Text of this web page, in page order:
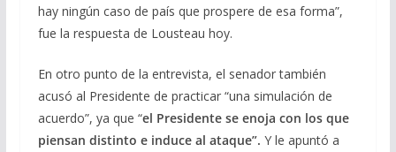
hay ningún caso de país que prospere de esa forma”,
fue la respuesta de Lousteau hoy.
En otro punto de la entrevista, el senador también
acusó al Presidente de practicar “una simulación de
acuerdo”, ya que “el Presidente se enoja con los que
piensan distinto e induce al ataque”. Y le apuntó a